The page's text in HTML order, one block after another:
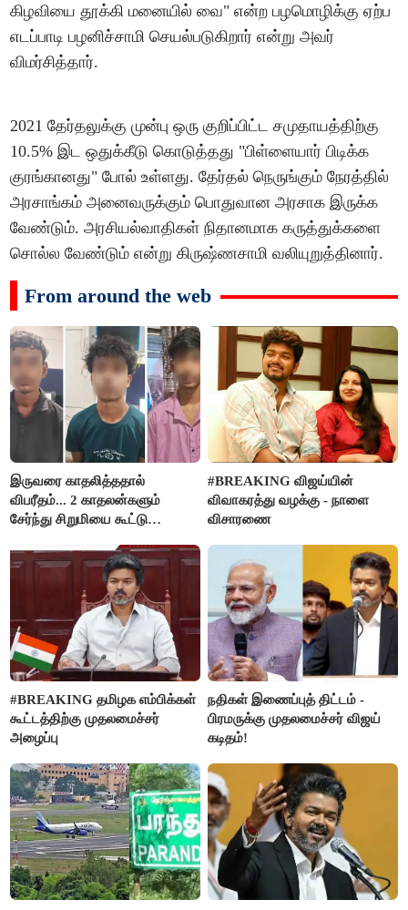
கிழவியை தூக்கி மனையில் வை" என்ற பழமொழிக்கு ஏற்ப
எடப்பாடி பழனிச்சாமி செயல்படுகிறார் என்று அவர்
விமர்சித்தார்.
2021 தேர்தலுக்கு முன்பு ஒரு குறிப்பிட்ட சமுதாயத்திற்கு
10.5% இட ஒதுக்கீடு கொடுத்தது "பிள்ளையார் பிடிக்க
குரங்கானது" போல் உள்ளது. தேர்தல் நெருங்கும் நேரத்தில்
அரசாங்கம் அனைவருக்கும் பொதுவான அரசாக இருக்க
வேண்டும். அரசியல்வாதிகள் நிதானமாக கருத்துக்களை
சொல்ல வேண்டும் என்று கிருஷ்ணசாமி வலியுறுத்தினார்.
From around the web
இருவரை காதலித்ததால்
விபரீதம்... 2 காதலன்களும்
சேர்ந்து சிறுமியை கூட்டு
செய்த கொடூரம்
#BREAKING விஜய்யின்
விவாகரத்து வழக்கு - நாளை
விசாரணை
#BREAKING தமிழக எம்பிக்கள்
கூட்டத்திற்கு முதலமைச்சர்
அழைப்பு
நதிகள் இணைப்புத் திட்டம் -
பிரமருக்கு முதலமைச்சர் விஜய்
கடிதம்!